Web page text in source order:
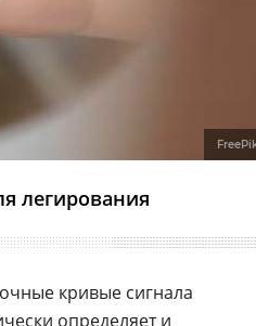
легирования
кривые сигнала
определяет и